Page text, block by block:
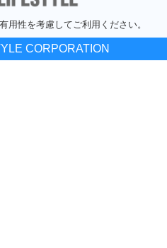
用性を考慮してご利用ください。
CORPORATION